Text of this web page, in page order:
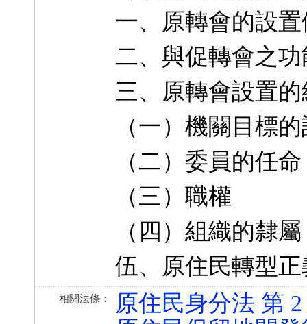
一、原轉會的設
二、與促轉會之
三、原轉會設置
（一）機關目標
（二）委員的任命
（三）職權
（四）組織的隸屬
伍、原住民轉型
相關法條：
原住民身分法 第